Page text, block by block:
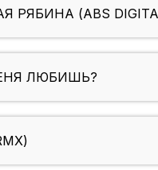
(ABS
ЛЮБИШЬ?